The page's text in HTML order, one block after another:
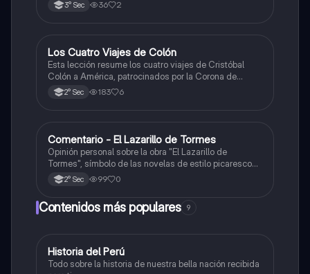
3° Sec 36 2
Ciencias Sociales
Los Cuatro Viajes de Colón
Esta lección resume los cuatro viajes de Cristóbal
Colón a América, patrocinados por la Corona de
Castilla, destacando sus objetivos, rutas y
descubrimientos.
2° Sec 183 6
Castellano
Comentario - El Lazarillo de Tormes
Opinión personal sobre la obra "El Lazarillo de
Tormes", símbolo de las novelas de estilo picaresco
en la literatura española.
2° Sec 99 0
Contenidos más populares 9
Ciencias Sociales
Historia del Perú
Todo sobre la historia de nuestra bella nación recibida